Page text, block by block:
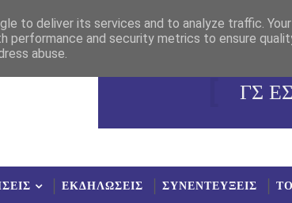
ΓΣ
ΕΚΔΗΛΩΣΕΙΣ ΣΥΝΕΝΤΕΥΞΕΙΣ
to deliver its services and to analyze traffic.
performance and security metrics to ensure
abuse.